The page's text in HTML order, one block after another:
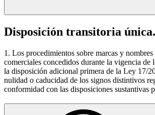
Disposición transitoria
1. Los procedimientos sobre marcas y
comerciales concedidos durante la vigencia de
la disposición adicional primera de la Ley 17/
nulidad o caducidad de los signos distintivos
conformidad con las disposiciones sustantivas